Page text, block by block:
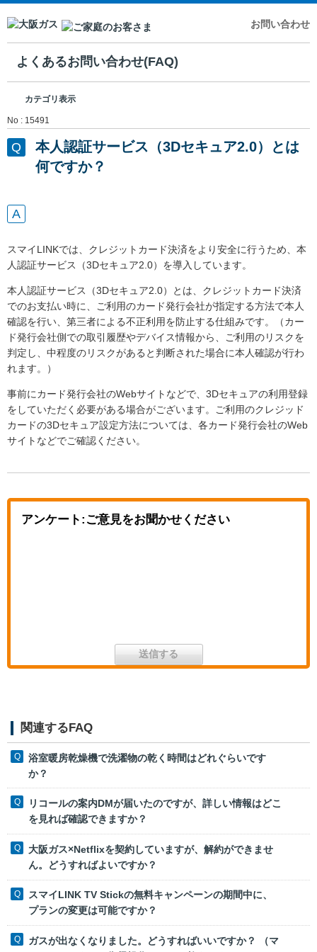
お問い合わせ
よくあるお問い合わせ(FAQ)
カテゴリ表示
No : 15491
本人認証サービス（3Dセキュア2.0）とは
何ですか？
スマイLINKでは、クレジットカード決済をより安全に行うため、本
人認証サービス（3Dセキュア2.0）を導入しています。
本人認証サービス（3Dセキュア2.0）とは、クレジットカード決済
でのお支払い時に、ご利用のカード発行会社が指定する方法で本人
確認を行い、第三者による不正利用を防止する仕組みです。（カー
ド発行会社側での取引履歴やデバイス情報から、ご利用のリスクを
判定し、中程度のリスクがあると判断された場合に本人確認が行わ
れます。）
事前にカード発行会社のWebサイトなどで、3Dセキュアの利用登録
をしていただく必要がある場合がございます。ご利用のクレジッド
カードの3Dセキュア設定方法については、各カード発行会社のWeb
サイトなどでご確認ください。
アンケート:ご意見をお聞かせください
関連するFAQ
浴室暖房乾燥機で洗濯物の乾く時間はどれぐらいです
か？
リコールの案内DMが届いたのですが、詳しい情報はどこ
を見れば確認できますか？
大阪ガス×Netflixを契約していますが、解約ができませ
ん。どうすればよいですか？
スマイLINK TV Stickの無料キャンペーンの期間中に、
プランの変更は可能ですか？
ガスが出なくなりました。どうすればいいですか？ （マ